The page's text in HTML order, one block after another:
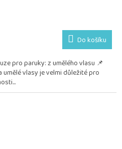
Do košíku
pro paruky: z umělého vlasu 📌
umělé vlasy je velmi důležité pro